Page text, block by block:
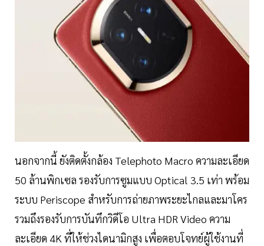
นอกจากนี้ ยังติดตั้งกล้อง Telephoto Macro ความละเอียด
50 ล้านพิกเซล รองรับการซูมแบบ Optical 3.5 เท่า พร้อม
ระบบ Periscope สำหรับการถ่ายภาพระยะไกลและมาโคร
รวมถึงรองรับการบันทึกวิดีโอ Ultra HDR Video ความ
ละเอียด 4K ที่ให้ช่วงไดนามิกสูง เพื่อตอบโจทย์ผู้ใช้งานที่